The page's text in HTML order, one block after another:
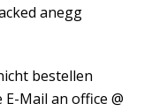
anegg
bestellen
Mail an office @